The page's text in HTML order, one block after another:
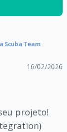
Scuba Team
16/02/2026
projeto!